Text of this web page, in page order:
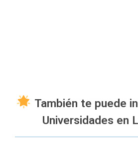
También te puede
Universidades en